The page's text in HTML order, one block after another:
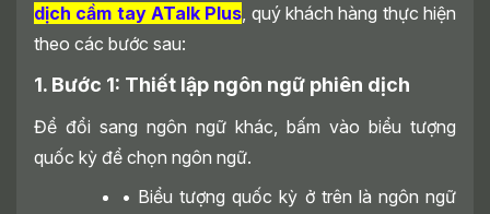
dịch cầm tay ATalk Plus , quý khách hàng thực hiện
theo các bước sau:
1. Bước 1: Thiết lập ngôn ngữ phiên dịch
Để đổi sang ngôn ngữ khác, bấm vào biểu tượng
quốc kỳ để chọn ngôn ngữ.
• Biểu tượng quốc kỳ ở trên là ngôn ngữ